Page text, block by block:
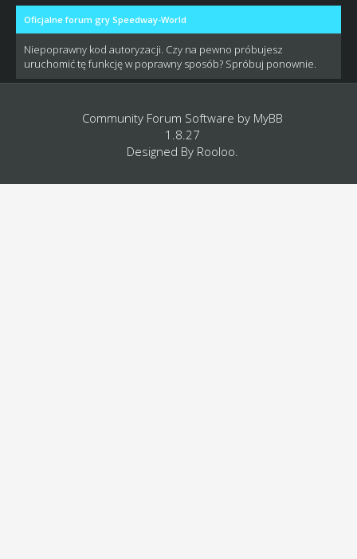
Oficjalne forum gry Speedway-World
Niepoprawny kod autoryzacji. Czy na pewno próbujesz
uruchomić tę funkcję w poprawny sposób? Spróbuj ponownie.
Community Forum Software by MyBB
1.8.27
Designed By Rooloo.